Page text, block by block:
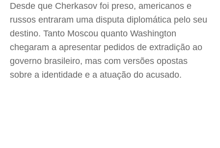
Desde que Cherkasov foi preso, americanos e
russos entraram uma disputa diplomática pelo seu
destino. Tanto Moscou quanto Washington
chegaram a apresentar pedidos de extradição ao
governo brasileiro, mas com versões opostas
sobre a identidade e a atuação do acusado.